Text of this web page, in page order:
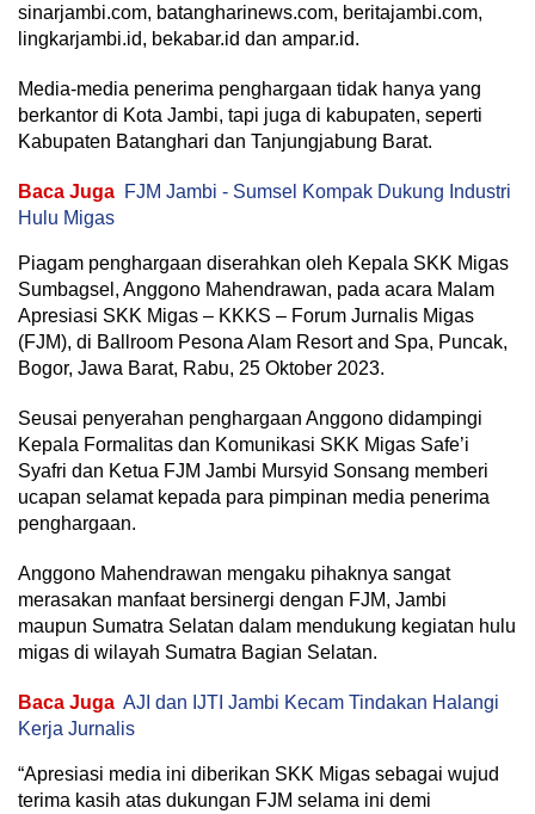
sinarjambi.com, batangharinews.com, beritajambi.com,
lingkarjambi.id, bekabar.id dan ampar.id.
Media-media penerima penghargaan tidak hanya yang
berkantor di Kota Jambi, tapi juga di kabupaten, seperti
Kabupaten Batanghari dan Tanjungjabung Barat.
Baca Juga FJM Jambi - Sumsel Kompak Dukung Industri
Hulu Migas
Piagam penghargaan diserahkan oleh Kepala SKK Migas
Sumbagsel, Anggono Mahendrawan, pada acara Malam
Apresiasi SKK Migas – KKKS – Forum Jurnalis Migas
(FJM), di Ballroom Pesona Alam Resort and Spa, Puncak,
Bogor, Jawa Barat, Rabu, 25 Oktober 2023.
Seusai penyerahan penghargaan Anggono didampingi
Kepala Formalitas dan Komunikasi SKK Migas Safe’i
Syafri dan Ketua FJM Jambi Mursyid Sonsang memberi
ucapan selamat kepada para pimpinan media penerima
penghargaan.
Anggono Mahendrawan mengaku pihaknya sangat
merasakan manfaat bersinergi dengan FJM, Jambi
maupun Sumatra Selatan dalam mendukung kegiatan hulu
migas di wilayah Sumatra Bagian Selatan.
Baca Juga AJI dan IJTI Jambi Kecam Tindakan Halangi
Kerja Jurnalis
“Apresiasi media ini diberikan SKK Migas sebagai wujud
terima kasih atas dukungan FJM selama ini demi